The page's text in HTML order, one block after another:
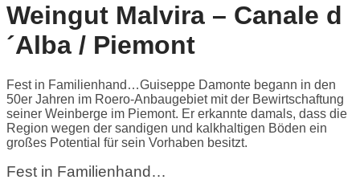
Weingut Malvira – Canale d
´Alba / Piemont
Fest in Familienhand…Guiseppe Damonte begann in den
50er Jahren im Roero-Anbaugebiet mit der Bewirtschaftung
seiner Weinberge im Piemont. Er erkannte damals, dass die
Region wegen der sandigen und kalkhaltigen Böden ein
großes Potential für sein Vorhaben besitzt.
Fest in Familienhand…